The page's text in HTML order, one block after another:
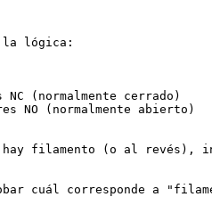
la lógica:
NC (normalmente cerrado)
NO (normalmente abierto)
hay filamento (o al revés),
cuál corresponde a